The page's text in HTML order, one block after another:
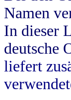
Namen
In dieser
deutsche
liefert